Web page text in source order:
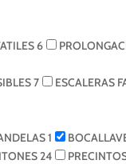
6
7 ESCALERAS
1
24